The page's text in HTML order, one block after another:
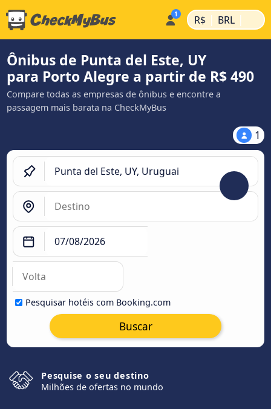
R$ | BRL |
Ônibus de Punta del Este, UY
para Porto Alegre a partir de R$ 490
Compare todas as empresas de ônibus e encontre a
passagem mais barata na CheckMyBus
1
Pesquisar hotéis com Booking.com
Buscar
Pesquise o seu destino
Milhões de ofertas no mundo